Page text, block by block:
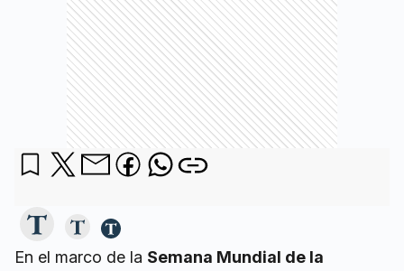
En el marco de la Semana Mundial de la